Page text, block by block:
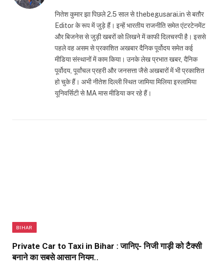
नितेश कुमार झा पिछले 2.5 साल से thebegusarai.in से बतौर
Editor के रूप में जुड़े हैं। इन्हें भारतीय राजनीति समेत एंटरटेनमेंट
और बिजनेस से जुड़ी खबरों को लिखने में काफी दिलचस्पी है। इससे
पहले वह असम से प्रकाशित अखबार दैनिक पूर्वोदय समेत कई
मीडिया संस्थानों में काम किया। उनके लेख प्रभात खबर, दैनिक
पूर्वोदय, पूर्वांचल प्रहरी और जनसत्ता जैसे अखबारों में भी प्रकाशित
हो चुके हैं। अभी नीतेश दिल्ली स्थित जामिया मिलिया इस्लामिया
यूनिवर्सिटी से MA मास मीडिया कर रहे हैं।
BIHAR
Private Car to Taxi in Bihar : जानिए- निजी गाड़ी को टैक्सी
बनाने का सबसे आसान नियम..